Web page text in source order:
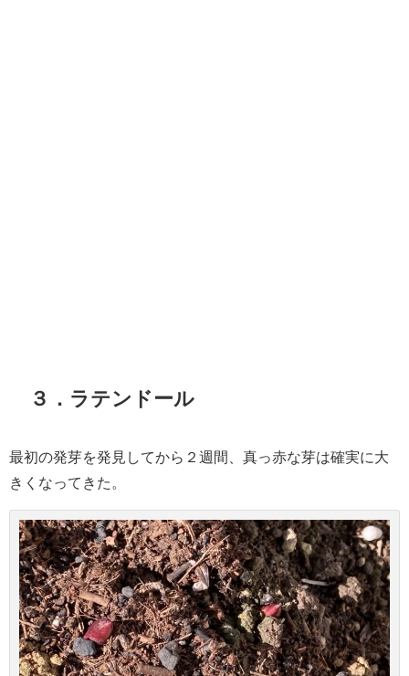
３．ラテンドール
最初の発芽を発見してから２週間、真っ赤な芽は確実に大
きくなってきた。